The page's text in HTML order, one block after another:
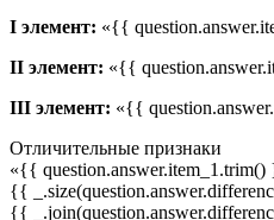
I элемент: «{{
II элемент: «{{
III элемент: «{{
Отличительные признаки
«{{
{{
{{